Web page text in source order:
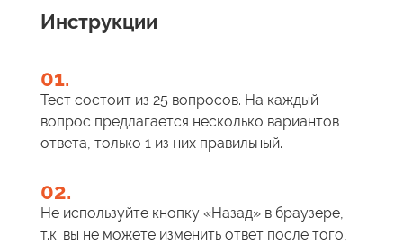
Инструкции
01.
Тест состоит из 25 вопросов. На каждый
вопрос предлагается несколько вариантов
ответа, только 1 из них правильный.
02.
Не используйте кнопку «Назад» в браузере,
т.к. вы не можете изменить ответ после того,